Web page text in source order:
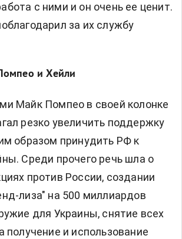
с ними и он очень ее ценит.
за их службу
и Хейли
Майк Помпео в своей колонке
резко увеличить поддержку
образом принудить РФ к
Среди прочего речь шла о
против России, создании
лиза" на 500 миллиардов
для Украины, снятие всех
получение и использование